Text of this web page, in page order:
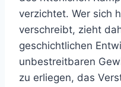
verzichtet. Wer sich
verschreibt, zieht
geschichtlichen
unbestreitbaren
zu erliegen, das